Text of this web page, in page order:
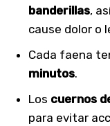
banderillas,
cause dolor o
Cada faena
minutos.
Los cuernos
para evitar